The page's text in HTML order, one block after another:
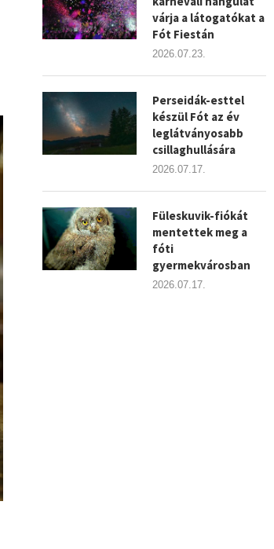
várja a látogatókat a
Fót Fiestán
2026.07.23.
Perseidák-esttel
készül Fót az év
leglátványosabb
csillaghullására
2026.07.17.
Füleskuvik-fiókát
mentettek meg a
fóti
gyermekvárosban
2026.07.17.